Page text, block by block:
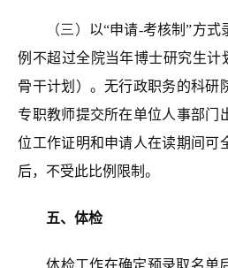
（三） 以“申请-考核制”方
例不超过全院当年博士研究生计
骨干计划）。无行政职务的科研
专职教师提交所在单位人事部门
位工作证明和申请人在读期间可
后，不受此比例限制。
五、体检
体检工作在确定预录取名单